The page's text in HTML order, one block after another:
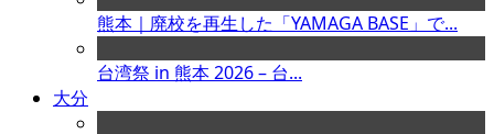
熊本｜廃校を再生した「YAMAGA BASE」で...
台湾祭 in 熊本 2026 – 台...
大分